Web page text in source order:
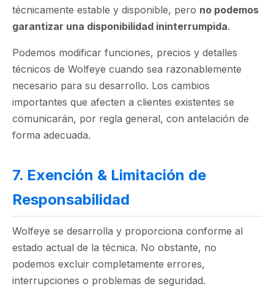
técnicamente estable y disponible, pero no podemos
garantizar una disponibilidad ininterrumpida.
Podemos modificar funciones, precios y detalles
técnicos de Wolfeye cuando sea razonablemente
necesario para su desarrollo. Los cambios
importantes que afecten a clientes existentes se
comunicarán, por regla general, con antelación de
forma adecuada.
7. Exención & Limitación de
Responsabilidad
Wolfeye se desarrolla y proporciona conforme al
estado actual de la técnica. No obstante, no
podemos excluir completamente errores,
interrupciones o problemas de seguridad.